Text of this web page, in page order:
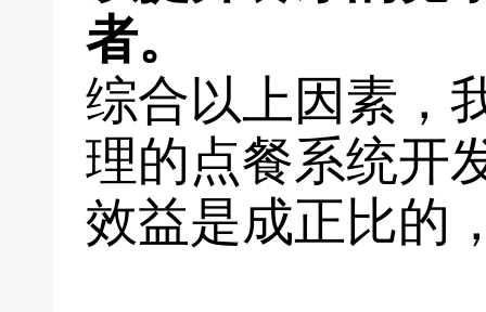
者。
综合以上因素，
理的点餐系统开
效益是成正比的